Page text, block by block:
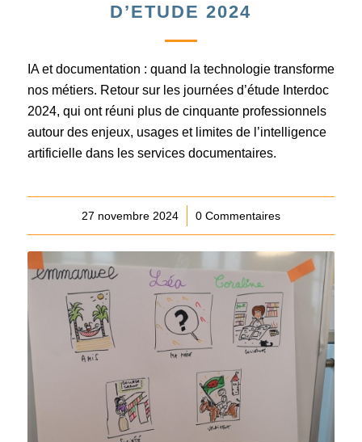
D’ETUDE 2024
IA et documentation : quand la technologie transforme
nos métiers. Retour sur les journées d’étude Interdoc
2024, qui ont réuni plus de cinquante professionnels
autour des enjeux, usages et limites de l’intelligence
artificielle dans les services documentaires.
27 novembre 2024
/ 0 Commentaires